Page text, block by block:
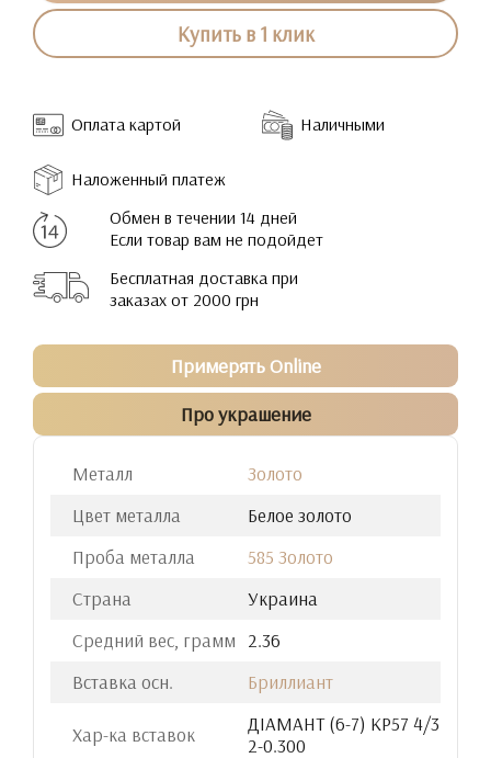
Купить в 1 клик
Оплата картой Наличными
Наложенный платеж
Обмен в течении 14 дней
Если товар вам не подойдет
Бесплатная доставка при
заказах от 2000 грн
Примерять Online
Про украшение
Металл
Золото
Цвет металла
Белое золото
Проба металла
585 Золото
Страна
Украина
Средний вес, грамм
2.36
Вставка осн.
Бриллиант
Хар-ка вставок
ДIАМАНТ (6-7) КР57 4/3
2-0.300